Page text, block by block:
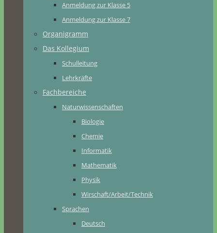
Anmeldung zur Klasse 5
Anmeldung zur Klasse 7
Organigramm
Das Kollegium
Schulleitung
Lehrkräfte
Fachbereiche
Naturwissenschaften
Biologie
Chemie
Informatik
Mathematik
Physik
Wirschaft/Arbeit/Technik
Sprachen
Deutsch